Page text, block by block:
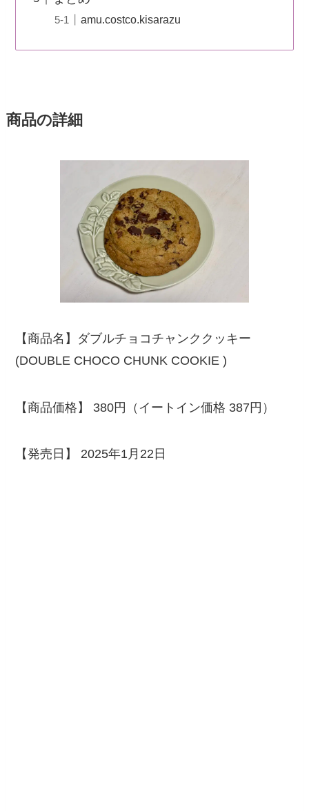
amu.costco.kisarazu
商品の詳細
【商品名】ダブルチョコチャンククッキー
(DOUBLE CHOCO CHUNK COOKIE )
【商品価格】 380円（イートイン価格 387円）
【発売日】 2025年1月22日